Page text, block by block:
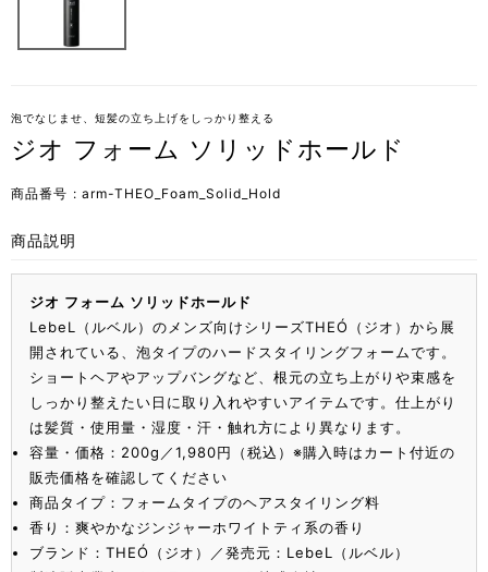
泡でなじませ、短髪の立ち上げをしっかり整える
ジオ フォーム ソリッドホールド
商品番号 arm-THEO_Foam_Solid_Hold
商品説明
ジオ フォーム ソリッドホールド
LebeL（ルベル）のメンズ向けシリーズTHEÓ（ジオ）から展
開されている、泡タイプのハードスタイリングフォームです。
ショートヘアやアップバングなど、根元の立ち上がりや束感を
しっかり整えたい日に取り入れやすいアイテムです。仕上がり
は髪質・使用量・湿度・汗・触れ方により異なります。
容量・価格：200g／1,980円（税込）※購入時はカート付近の
販売価格を確認してください
商品タイプ：フォームタイプのヘアスタイリング料
香り：爽やかなジンジャーホワイトティ系の香り
ブランド：THEÓ（ジオ）／発売元：LebeL（ルベル）